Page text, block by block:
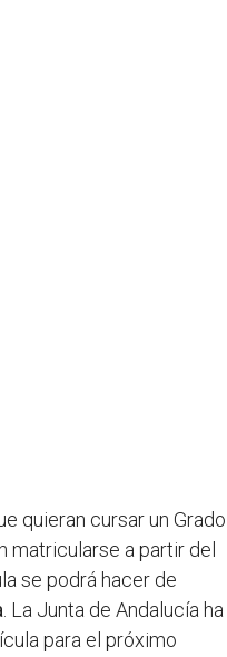
quieran cursar un Grado
matricularse a partir del
se podrá hacer de
. La Junta de Andalucía ha
para el próximo